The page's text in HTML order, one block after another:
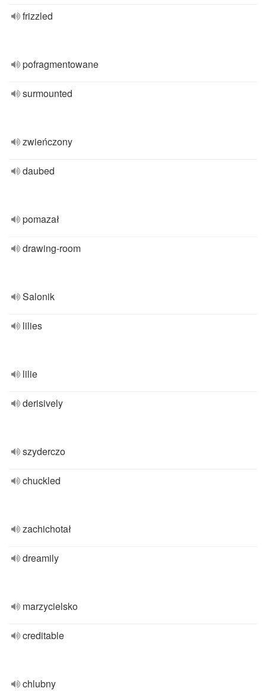
frizzled
pofragmentowane
surmounted
zwieńczony
daubed
pomazał
drawing-room
Salonik
lilies
lilie
derisively
szyderczo
chuckled
zachichotał
dreamily
marzycielsko
creditable
chlubny